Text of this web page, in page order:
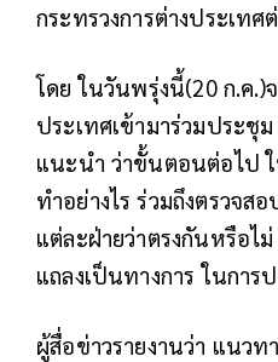
กระทรวงการต่างประเทศ
โดย ในวันพรุ่งนี้(20 ก.ค.)
ประเทศเข้ามาร่วมประชุ
แนะนำ ว่าขั้นตอนต่อไป ใ
ทำอย่างไร ร่วมถึงตรวจส
แต่ละฝ่ายว่าตรงกันหรือไ
แถลงเป็นทางการ ในกา
ผู้สื่อข่าวรายงานว่า แนว